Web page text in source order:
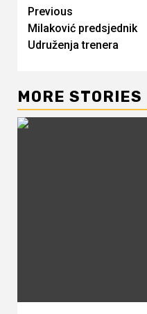
Continue
Reading
Previous
Milaković predsjednik
Udruženja trenera
MORE STORIES